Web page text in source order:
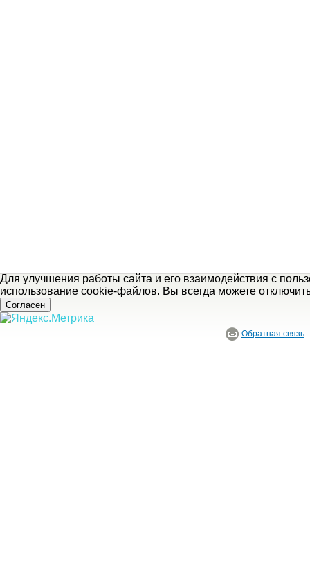
Для улучшения работы сайта и его взаимодействия с
использование cookie-файлов. Вы всегда можете
Согласен
Обратная связь